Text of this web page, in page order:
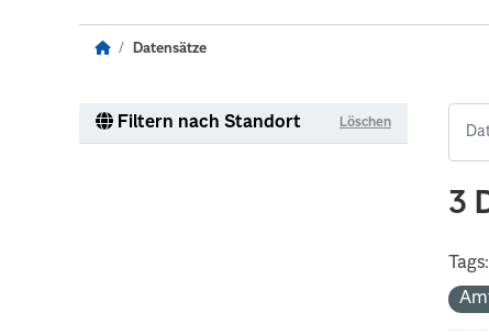
Datensätze
Filtern nach Standort Löschen
3
Tags: